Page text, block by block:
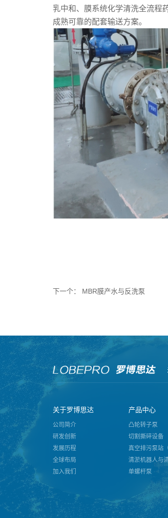
乳中和、膜系统化学清洗全流程
成熟可靠的配套输送方案。
下一个： MBR膜产水与反洗泵
关于罗博思达
公司简介
研发创新
发展历程
全球布局
加入我们
产品中心
凸轮转子泵
切割撕碎设备
真空排污泵站（
清淤机器人与
单螺杆泵